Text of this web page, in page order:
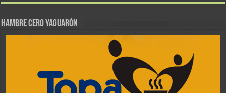
Hambre Cero Yaguarón